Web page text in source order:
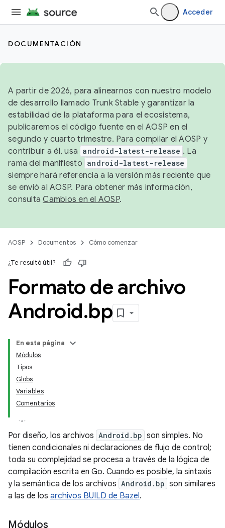
Acceder
DOCUMENTACIÓN
A partir de 2026, para alinearnos con nuestro modelo
de desarrollo llamado Trunk Stable y garantizar la
estabilidad de la plataforma para el ecosistema,
publicaremos el código fuente en el AOSP en el
segundo y cuarto trimestre. Para compilar el AOSP y
contribuir a él, usa android-latest-release . La
rama del manifiesto android-latest-release
siempre hará referencia a la versión más reciente que
se envió al AOSP. Para obtener más información,
consultaCambios en el AOSP.
AOSP Documentos Cómo comenzar
¿Te resultó útil?
Formato de archivo
Android.bp
En esta página
Módulos
Tipos
Globs
Variables
Comentarios
Por diseño, los archivos Android.bp son simples. No
tienen condicionales ni declaraciones de flujo de control;
toda su complejidad se procesa a través de la lógica de
compilación escrita en Go. Cuando es posible, la sintaxis
y la semántica de los archivos Android.bp son similares
a las de los archivos BUILD de Bazel.
Módulos